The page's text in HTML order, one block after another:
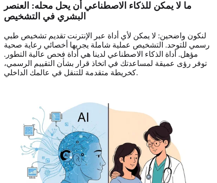
ما لا يمكن للذكاء الاصطناعي أن يحل محله: العنصر
البشري في التشخيص
لنكون واضحين: لا يمكن لأي أداة عبر الإنترنت تقديم تشخيص طبي
رسمي للتوحد. التشخيص عملية شاملة يجريها أخصائي رعاية صحية
مؤهل. أداة الذكاء الاصطناعي لدينا هي أداة فحص عالية التطور.
توفر رؤى عميقة لمساعدتك في اتخاذ قرار بشأن التقييم الرسمي،
كخريطة متقدمة للتنقل في عالمك الداخلي.